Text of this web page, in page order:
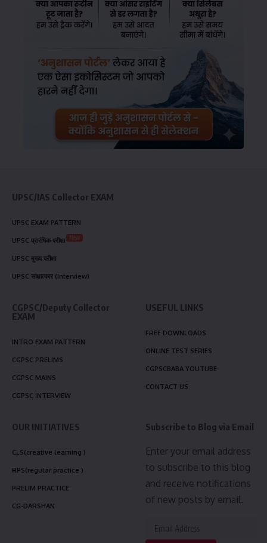
UPSC/IAS Collector EXAM
UPSC EXAM PATTERN
UPSC प्रारंभिक परीक्षा New
UPSC मुख्य परीक्षा
UPSC साक्षात्कार (Interview)
CGPSC/Deputy Collector
EXAM
INTRO EXAM PATTERN
CGPSC PRELIMS
CGPSC MAINS
CGPSC INTERVIEW
USEFUL LINKS
FREE DOWNLOADS
ONLINE TEST SERIES
CGPSCBABA YOUTUBE
CONTACT US
OUR INITIATIVES
CLS(creative learning )
RPS(regular practice )
PRELIM PRACTICE
CG-DARSHAN
Subscribe to Blog via Email
Enter your email address
to subscribe to this blog
and receive notifications
of new posts by email.